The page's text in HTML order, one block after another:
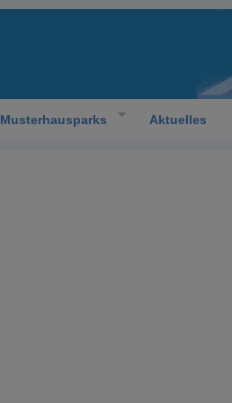
Musterhausparks Aktuelles